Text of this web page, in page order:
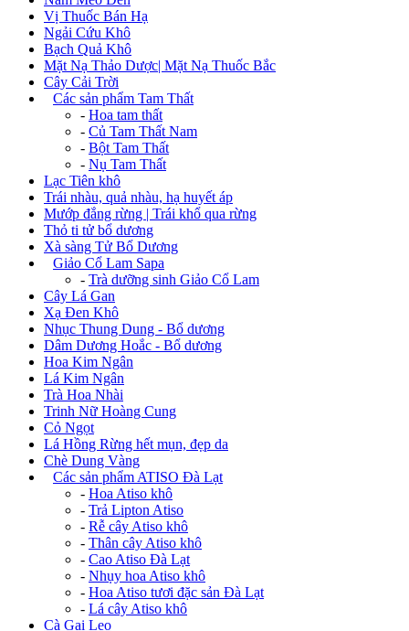
Vị Thuốc Bán Hạ
Ngải Cứu Khô
Bạch Quả Khô
Mặt Nạ Thảo Dược| Mặt Nạ Thuốc Bắc
Cây Cải Trời
Các sản phẩm Tam Thất
- Hoa tam thất
- Củ Tam Thất Nam
- Bột Tam Thất
- Nụ Tam Thất
Lạc Tiên khô
Trái nhàu, quả nhàu, hạ huyết áp
Mướp đắng rừng | Trái khổ qua rừng
Thỏ ti tử bổ dương
Xà sàng Tử Bổ Dương
Giảo Cổ Lam Sapa
- Trà dưỡng sinh Giảo Cổ Lam
Cây Lá Gan
Xạ Đen Khô
Nhục Thung Dung - Bổ dương
Dâm Dương Hoắc - Bổ dương
Hoa Kim Ngân
Lá Kim Ngân
Trà Hoa Nhài
Trinh Nữ Hoàng Cung
Cỏ Ngọt
Lá Hồng Rừng hết mụn, đẹp da
Chè Dung Vàng
Các sản phẩm ATISO Đà Lạt
- Hoa Atiso khô
- Trả Lipton Atiso
- Rễ cây Atiso khô
- Thân cây Atiso khô
- Cao Atiso Đà Lạt
- Nhụy hoa Atiso khô
- Hoa Atiso tươi đặc sản Đà Lạt
- Lá cây Atiso khô
Cà Gai Leo